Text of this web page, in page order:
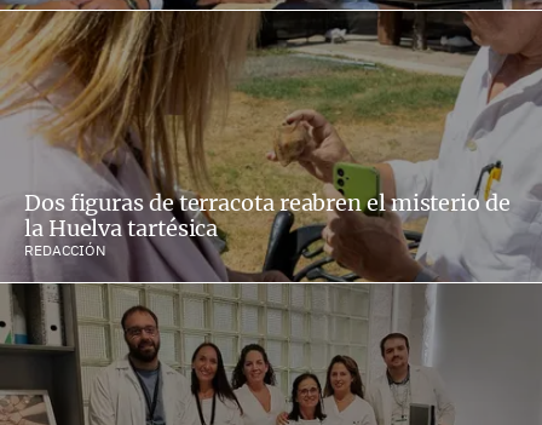
Dos figuras de terracota reabren el misterio de
la Huelva tartésica
REDACCIÓN